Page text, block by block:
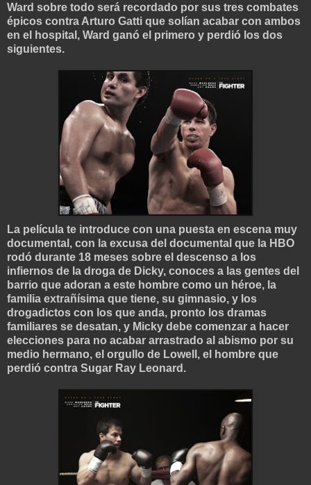
Ward sobre todo será recordado por sus tres combates
épicos contra Arturo Gatti que solían acabar con ambos
en el hospital, Ward ganó el primero y perdió los dos
siguientes.
La película te introduce con una puesta en escena muy
documental, con la excusa del documental que la HBO
rodó durante 18 meses sobre el descenso a los
infiernos de la droga de Dicky, conoces a las gentes del
barrio que adoran a este hombre como un héroe, la
familia extrañísima que tiene, su gimnasio, y los
drogadictos con los que anda, pronto los dramas
familiares se desatan, y Micky debe comenzar a hacer
elecciones para no acabar arrastrado al abismo por su
medio hermano, el orgullo de Lowell, el hombre que
perdió contra Sugar Ray Leonard.